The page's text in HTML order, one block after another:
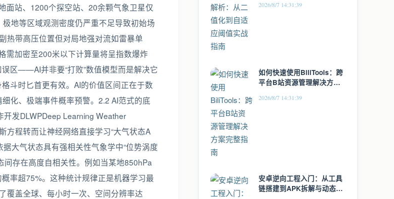
面站、1200个探空站、20余颗气象卫星仅
地等区域观测密度仍严重不足导致初始场
热带高压位置但对局地强对流如雷暴单
需加密至200米以下计算量将呈指数爆炸
区——AI并非要“打败”数值模型而是解决它
斗时匕首更有效。AI的价值区间正在于数
化、极端事件概率预警。2.2 AI范式的底
开发DLWPDeep Learning Weather
方程转而让神经网络直接学习“大气状态A
大气状态具有强相关性气象学中“位势涡度
存在高度自相关性。例如当某地850hPa
率超75%。这种统计规律正是机器学习最
覆盖全球、每小时一次、空间分辨率达
2026/8/7 14:31:39
如何快速使用BiliTools：跨
平台B站资源管理解决方案
2026/8/7 14:31:39
安卓逆向工程入门：从工具
链搭建到APK拆解与动态分